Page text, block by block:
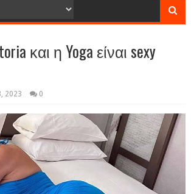
και η Yoga είναι sexy
2023 0